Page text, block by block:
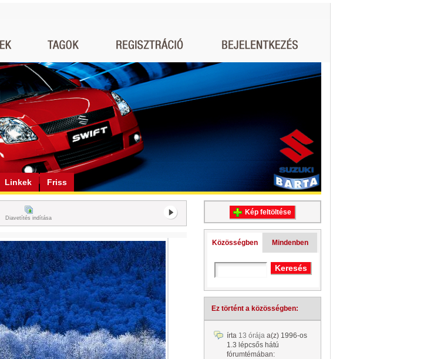
Linkek Friss
Diavetítés indítása
Kép feltöltése
Közösségben Mindenben
Ez történt a közösségben:
írta 13 órája a(z) 1996-os
1.3 lépcsős hátú
fórumtémában: